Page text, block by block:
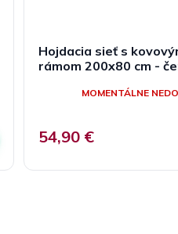
Hojdacia sieť s
rámom 200x80 cm -
MOMENTÁLNE
54,90 €